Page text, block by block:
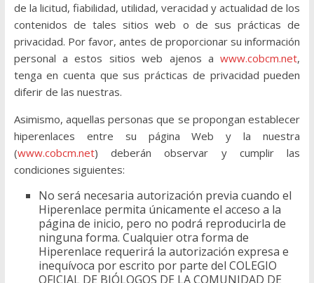
de la licitud, fiabilidad, utilidad, veracidad y actualidad de los
contenidos de tales sitios web o de sus prácticas de
privacidad. Por favor, antes de proporcionar su información
personal a estos sitios web ajenos awww.cobcm.net,
tenga en cuenta que sus prácticas de privacidad pueden
diferir de las nuestras.
Asimismo, aquellas personas que se propongan establecer
hiperenlaces entre su página Web y la nuestra
(www.cobcm.net) deberán observar y cumplir las
condiciones siguientes:
No será necesaria autorización previa cuando el
Hiperenlace permita únicamente el acceso a la
página de inicio, pero no podrá reproducirla de
ninguna forma. Cualquier otra forma de
Hiperenlace requerirá la autorización expresa e
inequívoca por escrito por parte del COLEGIO
OFICIAL DE BIÓLOGOS DE LA COMUNIDAD DE